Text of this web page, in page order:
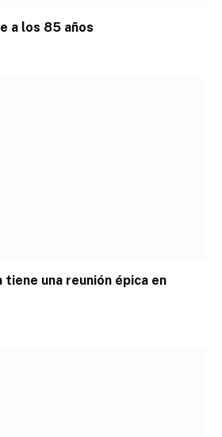
a los 85 años
tiene una reunión épica en